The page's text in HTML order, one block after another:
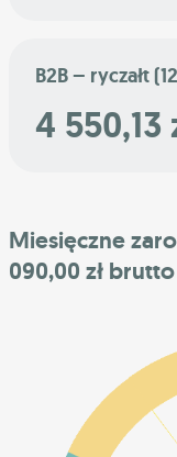
B2B – ryczałt
4 550,13
Miesięczne
090,00 zł brutto